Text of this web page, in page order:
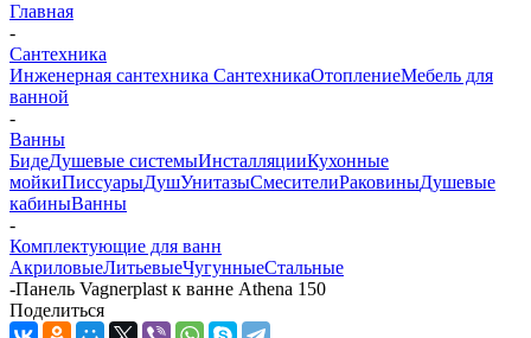
Главная
-
Сантехника
Инженерная сантехника СантехникаОтоплениеМебель для
ванной
-
Ванны
БидеДушевые системыИнсталляцииКухонные
мойкиПиссуарыДушУнитазыСмесителиРаковиныДушевые
кабиныВанны
-
Комплектующие для ванн
АкриловыеЛитьевыеЧугунныеСтальные
-Панель Vagnerplast к ванне Athena 150
Поделиться